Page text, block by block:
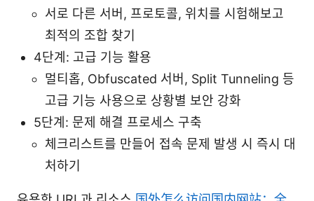
서로 다른 서버, 프로토콜, 위치를 시험해보고
최적의 조합 찾기
4단계: 고급 기능 활용
멀티홉, Obfuscated 서버, Split Tunneling 등
고급 기능 사용으로 상황별 보안 강화
5단계: 문제 해결 프로세스 구축
체크리스트를 만들어 접속 문제 발생 시 즉시 대
처하기